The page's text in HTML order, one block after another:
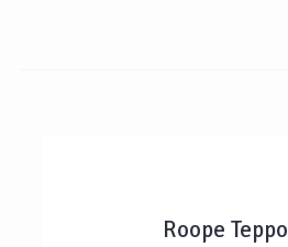
Roope Teppo